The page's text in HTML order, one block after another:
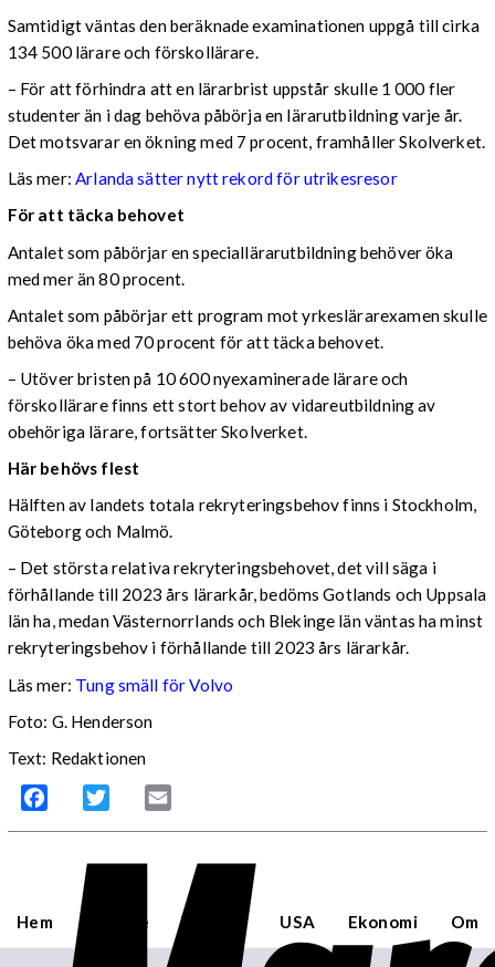
Samtidigt väntas den beräknade examinationen uppgå till cirka
134 500 lärare och förskollärare.
– För att förhindra att en lärarbrist uppstår skulle 1 000 fler
studenter än i dag behöva påbörja en lärarutbildning varje år.
Det motsvarar en ökning med 7 procent, framhåller Skolverket.
Läs mer:Arlanda sätter nytt rekord för utrikesresor
För att täcka behovet
Antalet som påbörjar en speciallärarutbildning behöver öka
med mer än 80 procent.
Antalet som påbörjar ett program mot yrkeslärarexamen skulle
behöva öka med 70 procent för att täcka behovet.
– Utöver bristen på 10 600 nyexaminerade lärare och
förskollärare finns ett stort behov av vidareutbildning av
obehöriga lärare, fortsätter Skolverket.
Här behövs flest
Hälften av landets totala rekryteringsbehov finns i Stockholm,
Göteborg och Malmö.
– Det största relativa rekryteringsbehovet, det vill säga i
förhållande till 2023 års lärarkår, bedöms Gotlands och Uppsala
län ha, medan Västernorrlands och Blekinge län väntas ha minst
rekryteringsbehov i förhållande till 2023 års lärarkår.
Läs mer: Tung smäll för Volvo
Foto: G. Henderson
Text: Redaktionen
Facebook Twitter
Hem Sverige Världen USA Ekonomi Om